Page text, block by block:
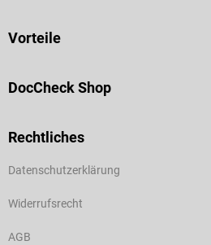
Vorteile
DocCheck Shop
Rechtliches
Datenschutzerklärung
Widerrufsrecht
AGB